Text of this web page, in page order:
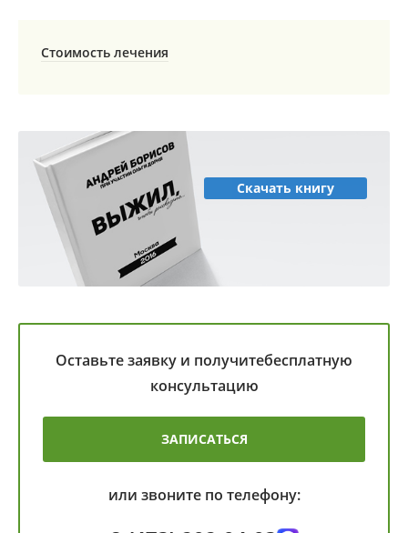
Стоимость лечения
Скачать книгу
Оставьте заявку и получитебесплатную
консультацию
ЗАПИСАТЬСЯ
или звоните по телефону: